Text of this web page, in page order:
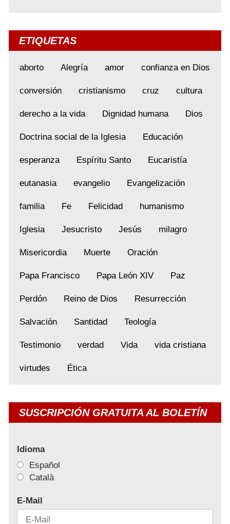
ETIQUETAS
aborto Alegría amor confianza en Dios
conversión cristianismo cruz cultura
derecho a la vida Dignidad humana Dios
Doctrina social de la Iglesia Educación
esperanza Espíritu Santo Eucaristía
eutanasia evangelio Evangelización
familia Fe Felicidad humanismo
Iglesia Jesucristo Jesús milagro
Misericordia Muerte Oración
Papa Francisco Papa León XIV Paz
Perdón Reino de Dios Resurrección
Salvación Santidad Teología
Testimonio verdad Vida vida cristiana
virtudes Ética
SUSCRIPCIÓN GRATUITA AL BOLETÍN
Idioma
Español
Català
E-Mail